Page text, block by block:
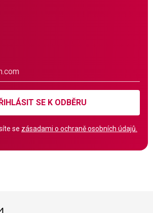
SE K ODBĚRU
se zásadami o ochraně osobních údajů.